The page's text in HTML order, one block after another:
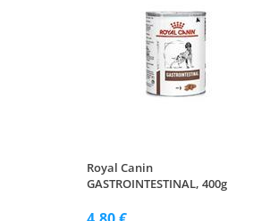
Royal Canin
GASTROINTESTINAL, 400g